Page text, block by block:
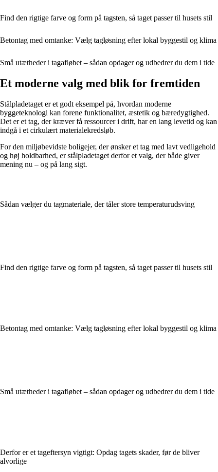
Find den rigtige farve og form på tagsten, så taget passer til husets stil
Betontag med omtanke: Vælg tagløsning efter lokal byggestil og klima
Små utætheder i tagafløbet – sådan opdager og udbedrer du dem i tide
Et moderne valg med blik for fremtiden
Stålpladetaget er et godt eksempel på, hvordan moderne
byggeteknologi kan forene funktionalitet, æstetik og bæredygtighed.
Det er et tag, der kræver få ressourcer i drift, har en lang levetid og kan
indgå i et cirkulært materialekredsløb.
For den miljøbevidste boligejer, der ønsker et tag med lavt vedligehold
og høj holdbarhed, er stålpladetaget derfor et valg, der både giver
mening nu – og på lang sigt.
Sådan vælger du tagmateriale, der tåler store temperaturudsving
Find den rigtige farve og form på tagsten, så taget passer til husets stil
Betontag med omtanke: Vælg tagløsning efter lokal byggestil og klima
Små utætheder i tagafløbet – sådan opdager og udbedrer du dem i tide
Derfor er et tageftersyn vigtigt: Opdag tagets skader, før de bliver
alvorlige